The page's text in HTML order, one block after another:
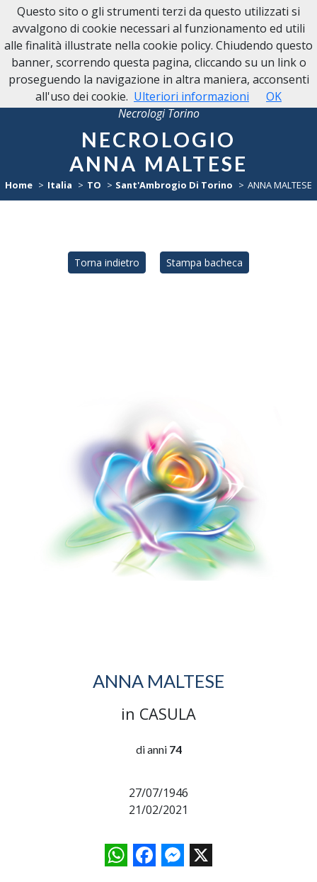
Necrologi Torino
NECROLOGIO
ANNA MALTESE
Home Italia TO Sant'Ambrogio Di Torino ANNA MALTESE
Torna indietro Stampa bacheca
ANNA MALTESE
in CASULA
di anni 74
27/07/1946
21/02/2021
WhatsAppFacebookMessenger
X
Questo sito o gli strumenti terzi da questo utilizzati si
avvalgono di cookie necessari al funzionamento ed utili
alle finalità illustrate nella cookie policy. Chiudendo questo
banner, scorrendo questa pagina, cliccando su un link o
proseguendo la navigazione in altra maniera, acconsenti
all'uso dei cookie. Ulteriori informazioni OK